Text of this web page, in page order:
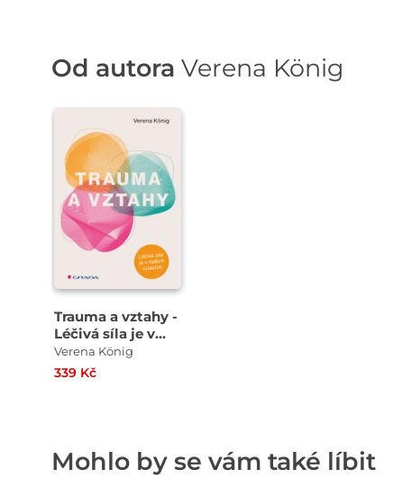
Od autora Verena König
Trauma a vztahy -
Léčivá síla je v
našich vztazích
Verena König
339 Kč
Mohlo by se vám také líbit